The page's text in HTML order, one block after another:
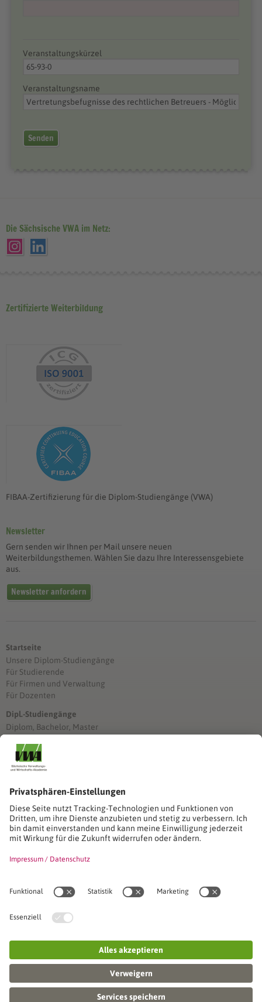
Veranstaltungskürzel
Veranstaltungsname
Senden
Die Sächsische VWA im Netz:
Zertifizierte Weiterbildung
FIBAA-Zertifizierung für die Diplom-Studiengänge (VWA)
Newsletter
Gern senden wir Ihnen per Mail unsere neuen
Weiterbildungsthemen. Wählen Sie dazu Ihre Interessensgebiete
aus.
Newsletter anfordern
Startseite
Unsere Diplom-Studiengänge
Für Studierende
Für Firmen und Verwaltung
Für Dozenten
Dipl.-Studiengänge
Diplom, Bachelor, Master
Stimmen unserer Absolventinnen und Absolventen
Stimmen unserer Absolventinnen und Absolventen
Seminare
Seminardatenbank
Inhouseanfragen
Seminarreihen
VWA stellt sich vor
Unser SVWA-Team
Veranstaltungsorte und Raumanmietung